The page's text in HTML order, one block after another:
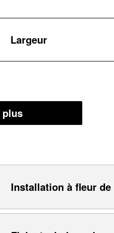
Largeur
plus
Installation à fleur de